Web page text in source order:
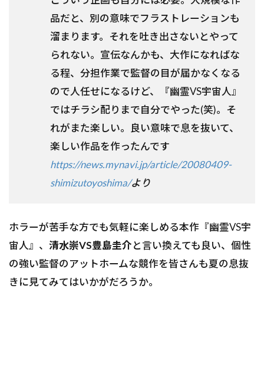
品だと、別の意味でフラストレーションも
溜まります。それを吐き出さないとやって
られない。宣伝なんかも、大作になればな
る程、分担作業で監督の目が届かなくなる
ので人任せになるけど、『幽霊VS宇宙人』
ではチラシ配りまで自分でやった(笑)。そ
れがまた楽しい。良い意味で息を抜いて、
楽しい作品を作ったんです
https://news.mynavi.jp/article/20080409-
shimizutoyoshima/より
ホラーが苦手な方でも気軽に楽しめる本作『幽霊VS宇
宙人』、 清水崇VS豊島圭介と言い換えても良い、個性
の強い監督のアットホームな競作を皆さんも夏の息抜
きに見てみてはいかがだろうか。